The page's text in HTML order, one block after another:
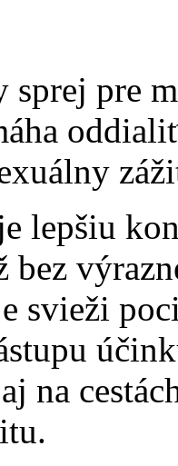
sprej pre
lepšiu
bez
svieži
na